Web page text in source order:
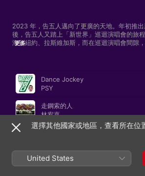
2023 年，告五人邁向了更廣的天地。年初推出
後，告五人又踏上「新世界」巡迴演唱會的旅
海到紐約、拉斯維加斯，而在巡迴演唱會間隙
歌，希望用音樂陪伴大家過個好年。
「新年必做的事情就是睡到自然醒。」告五人
來隨性的他們在歌單裡放了不少愜意的歌曲，
地迎接新的一年」。《Footloose》、《Lose
Dance》、《脫掉》等歌曲都傳達同樣訊息：
息玩樂吧！他們的歌曲《帶我去找夜生活》也提
「秉燭夜遊」的日子。放鬆少不了 chill 歌相伴
Prayer》和《Don’t Stop Believin’》則是告五
的正能量。回首去年年尾，告五人在偶像
暖場嘉賓，此次也不忘在歌單內選入兩首這支
更多
Dance Jockey
PSY
走鋼索的人
林宥嘉
知足
五月天
選擇其他國家或地區，查看所在位
United States